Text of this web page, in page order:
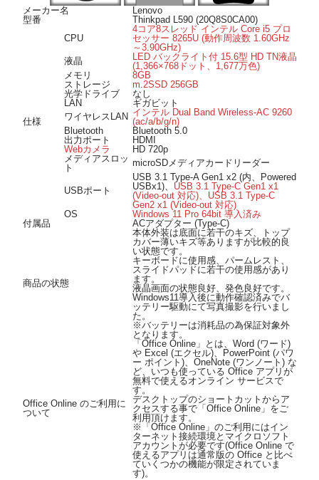
用頂けます。
microSDメディアカードリーダー搭載、microSDメディアの読み込みや書き込みに
メーカー名
Lenovo
型番
Thinkpad L590 (20Q8S0CA00)
仕様
CPU
4コア8スレッド インテル Core i5 プロ
セッサー 8265U (動作周波数 1.60GHz
～3.90GHz)
液晶
LED バックライト付 15.6型 HD TN液晶
(1,366×768ドット、1,677万色)
メモリ
8GB
ストレージ
m.2SSD 256GB
光学ドライブ
なし
LAN
ギガビット
ワイヤレスLAN インテル Dual Band Wireless-AC 9260
(ac/a/b/g/n)
Bluetooth
Bluetooth 5.0
出力ポート
HDMI
Webカメラ
HD 720p
メディアスロッ
ト
microSDメディアカードリーダー
USBポート
USB 3.1 Type-A Gen1 x2 (内、Powered
USBx1)、 USB 3.1 Type-C Gen1 x1
(Video-out 対応)、USB 3.1 Type-C
Gen2 x1 (Video-out 対応)
OS
Windows 11 Pro 64bit 導入済み
付属品
ACアダプター (Type-C)
商品の状態
本体外装は底面に若干のキズ、トップ
カバー薄いキズ等ありますが比較的良
い状態です。
キーボードに使用感、パームレスト、
スライドパッドに若干の使用感があり
ます。
液晶画面の状態良好、発色良好です。
Windows11導入後に動作確認済みでバ
ッテリー駆動にて写真撮影を行いまし
た。
※バッテリーは消耗品の為保証対象外
となります。
Office Online のご利用に
ついて
「Office Online」とは、Word (ワード)
や Excel (エクセル)、PowerPoint (パワ
ー ポイント)、OneNote (ワンノート) な
ど、いつも使っている Office アプリが
無料で使えるオンライン サービスで
す。
デスクトップのショートカットからア
クセスする事で「Office Online」をご
利用頂けます。
※「Office Online」のご利用にはイン
ターネット接続環境とマイクロソフト
アカウントが必要です(Office Online で
使えるアプリは通常版の Office と比べ
ていくつかの機能が限定されていま
す)。